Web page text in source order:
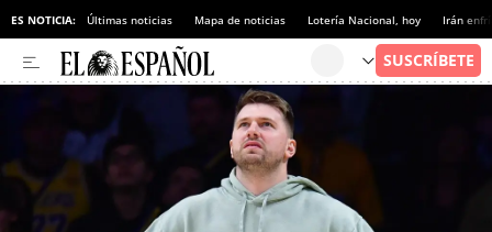
ES NOTICIA: Últimas noticias Mapa de noticias Lotería Nacional, hoy Irán